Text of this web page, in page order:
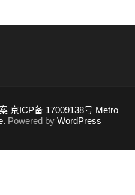
京ICP备 17009138号 Metro
Powered by WordPress